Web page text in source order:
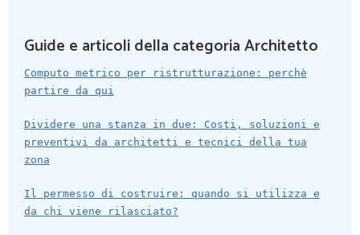
Guide e articoli della categoria Architetto
Computo metrico per ristrutturazione: perchè
partire da qui
Dividere una stanza in due: Costi, soluzioni e
preventivi da architetti e tecnici della tua
zona
Il permesso di costruire: quando si utilizza e
da chi viene rilasciato?